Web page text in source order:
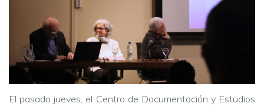
El pasado jueves, el Centro de Documentación y Estudios